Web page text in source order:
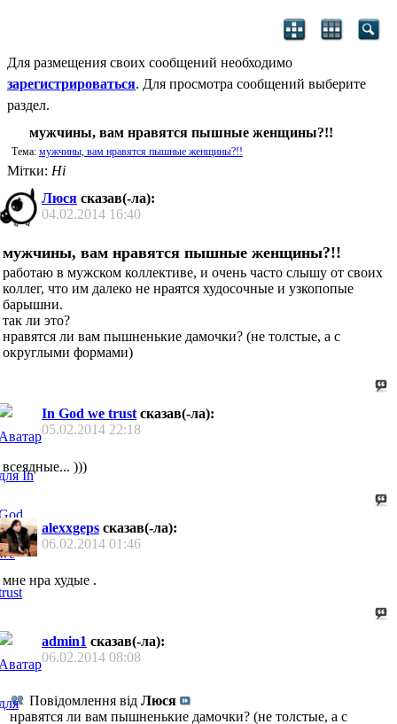
Для размещения своих сообщений необходимо
зарегистрироваться. Для просмотра сообщений выберите
раздел.
мужчины, вам нравятся пышные женщины?!!
Тема: мужчины, вам нравятся пышные женщины?!!
Мітки: Ні
Люся сказав(-ла):
04.02.2014 16:40
мужчины, вам нравятся пышные женщины?!!
работаю в мужском коллективе, и очень часто слышу от своих
коллег, что им далеко не нраятся худосочные и узкопопые
барышни.
так ли это?
нравятся ли вам пышненькие дамочки? (не толстые, а с
округлыми формами)
In God we trust сказав(-ла):
05.02.2014 22:18
всеядные... )))
alexxgeps сказав(-ла):
06.02.2014 01:46
мне нра худые .
admin1 сказав(-ла):
06.02.2014 08:08
Повідомлення від Люся
нравятся ли вам пышненькие дамочки? (не толстые, а с